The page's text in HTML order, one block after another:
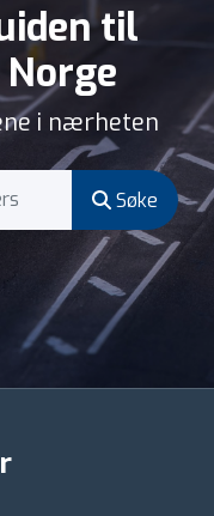
til
i nærheten
Søke